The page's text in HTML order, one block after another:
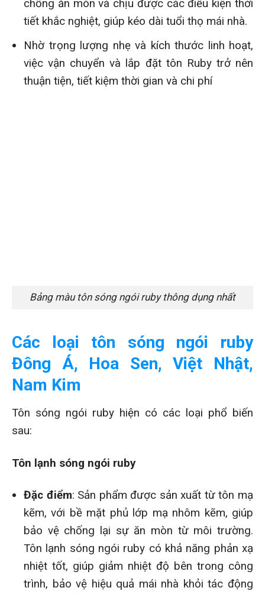
chống ăn mòn và chịu được các điều kiện thời
tiết khắc nghiệt, giúp kéo dài tuổi thọ mái nhà.
Nhờ trọng lượng nhẹ và kích thước linh hoạt,
việc vận chuyển và lắp đặt tôn Ruby trở nên
thuận tiện, tiết kiệm thời gian và chi phí
Bảng màu tôn sóng ngói ruby thông dụng nhất
Các loại tôn sóng ngói ruby
Đông Á, Hoa Sen, Việt Nhật,
Nam Kim
Tôn sóng ngói ruby hiện có các loại phổ biến
sau:
Tôn lạnh sóng ngói ruby
Đặc điểm: Sản phẩm được sản xuất từ tôn mạ
kẽm, với bề mặt phủ lớp mạ nhôm kẽm, giúp
bảo vệ chống lại sự ăn mòn từ môi trường.
Tôn lạnh sóng ngói ruby có khả năng phản xạ
nhiệt tốt, giúp giảm nhiệt độ bên trong công
trình, bảo vệ hiệu quả mái nhà khỏi tác động